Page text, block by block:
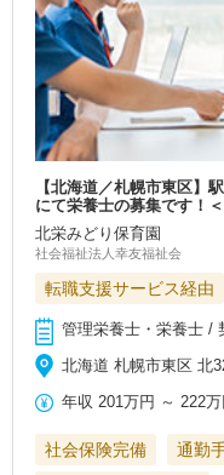
【北海道／札幌市東区】
にて栄養士の募集です！
北栄みどり保育園
社会福祉法人幸友福祉会
転職支援サービス経由
管理栄養士・栄養士 /
北海道 札幌市東区 北
年収 201万円 ～222万
社会保険完備 通勤